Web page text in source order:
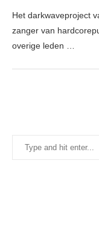
Het darkwaveproject
zanger van
overige leden …